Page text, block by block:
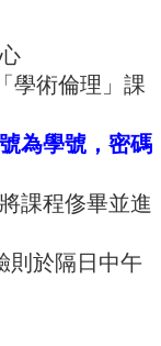
學術倫理」課
為學號，密碼
課程俢畢並進
則於隔日中午